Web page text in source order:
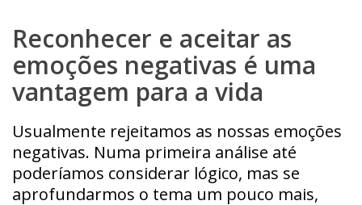
Reconhecer e aceitar as
emoções negativas é uma
vantagem para a vida
Usualmente rejeitamos as nossas emoções
negativas. Numa primeira análise até
poderíamos considerar lógico, mas se
aprofundarmos o tema um pouco mais,